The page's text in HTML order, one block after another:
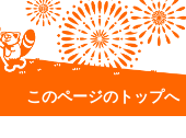
このページのトップへ